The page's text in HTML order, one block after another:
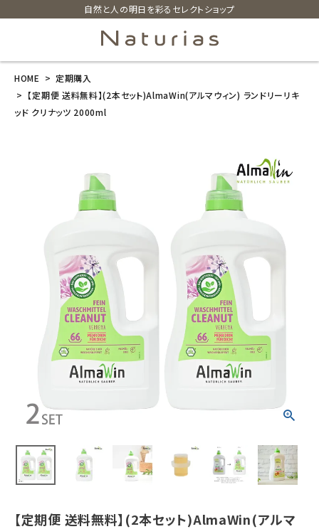
自然と人の明日を彩るセレクトショップ
search
ト)AlmaWin
(アルマウィン)
ランドリーリキ
ッド クリナッツ
(税込)
新商品
カテゴリーから探す
HOME
定期購入
【定期便 送料無料】(2本セット)AlmaWin(アルマウィン) ランドリーリキ
ッド クリナッツ 2000ml
【定期便 送料無料】(2本セット)AlmaWin(アルマ